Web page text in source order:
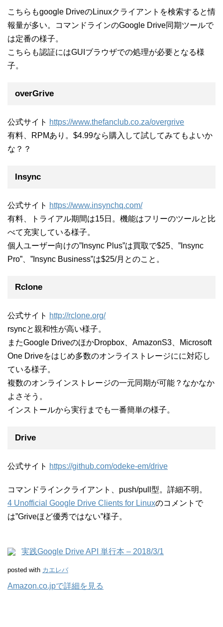
こちらもgoogle DriveのLinuxクライアントを検索すると情
報量が多い。コマンドラインのGoogle Drive同期ツールで
は定番の様子。
こちらも認証にはGUIブラウザでの処理が必要となる様
子。
overGrive
公式サイト https://www.thefanclub.co.za/overgrive
有料、RPMあり。$4.99なら購入して試してみてもよいか
な？？
Insync
公式サイト https://www.insynchq.com/
有料、トライアル期間は15日。機能はフリーのツールと比
べて充実している様子。
個人ユーザー向けの”Insync Plus”は買取で$25、”Insync
Pro”、”Insync Business”は$25/月とのこと。
Rclone
公式サイト http://rclone.org/
rsyncと親和性が高い様子。
またGoogle DriveのほかDropbox、AmazonS3、Microsoft
One Driveをはじめ多数のオンライストレージにに対応し
ている様子。
複数のオンラインストレージの一元同期が可能？なかなか
よさそう。
インストールから実行までも一番簡単の様子。
Drive
公式サイト https://github.com/odeke-em/drive
コマンドラインクライアント、push/pull型。詳細不明。
4 Unofficial Google Drive Clients for Linuxのコメントで
は”Griveほど優秀ではない”様子。
実践Google Drive API 単行本 – 2018/3/1
posted with カエレバ
Amazon.co.jpで詳細を見る